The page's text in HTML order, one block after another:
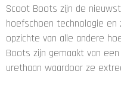
Scoot Boots zijn de
hoefschoen technologie
opzichte van alle andere
Boots zijn gemaakt van
urethaan waardoor ze